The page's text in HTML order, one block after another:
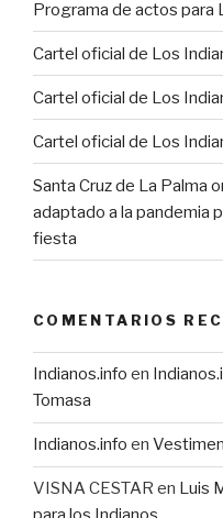
Programa de actos para
Cartel oficial de Los
Cartel oficial de Los
Cartel oficial de Los
Santa Cruz de La Palma
adaptado a la pandemia
fiesta
COMENTARIOS
Indianos.info en
Tomasa
Indianos.info en
VISNA CESTAR en Luis